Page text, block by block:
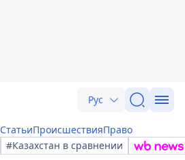
Рус
СтатьиПроисшествияПраво
#Казахстан в сравнении